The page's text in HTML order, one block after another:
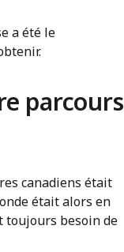
a été le
parcours
canadiens était
était alors en
toujours besoin de